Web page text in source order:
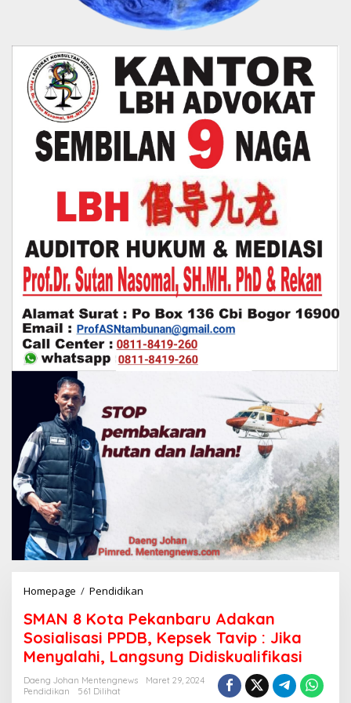
Homepage / Pendidikan
A
N
8
K
o
SMAN 8 Kota Pekanbaru Adakan
Sosialisasi PPDB, Kepsek Tavip : Jika
Menyalahi, Langsung Didiskualifikasi
Daeng Johan Mentengnews
Maret 29, 2024
Pendidikan
561 Dilihat